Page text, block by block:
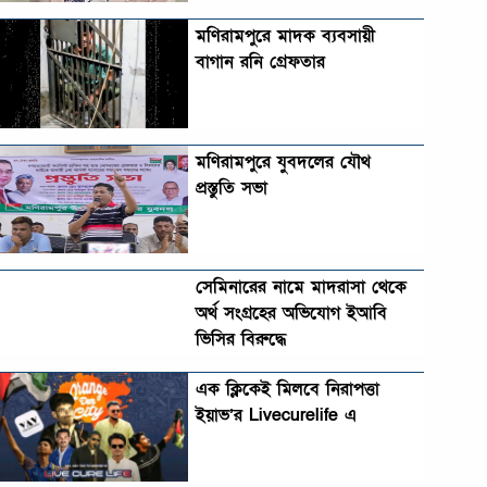
মণিরামপুরে মাদক ব্যবসায়ী
বাগান রনি গ্রেফতার
মণিরামপুরে যুবদলের যৌথ
প্রস্তুতি সভা
সেমিনারের নামে মাদরাসা থেকে
অর্থ সংগ্রহের অভিযোগ ইআবি
ভিসির বিরুদ্ধে
এক ক্লিকেই মিলবে নিরাপত্তা
ইয়াভ’র Livecurelife এ